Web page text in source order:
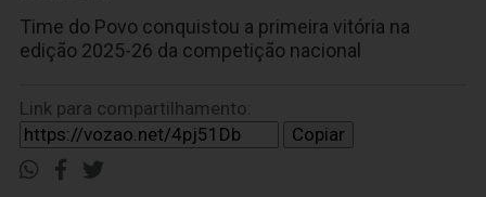
Time do Povo conquistou a primeira vitória na
edição 2025-26 da competição nacional
Link para compartilhamento:
Copiar